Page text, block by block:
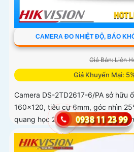
CAMERA ĐO NHIỆT ĐỘ, BÁO
Giá Bán: Liên
Giá Khuyến Mại:
Camera DS-2TD2617-6/PA sở hữu
160×120, tiêu cự 6mm, góc nhìn
quang học 2688×1520, tiêu cự
nhiệt độ trong...